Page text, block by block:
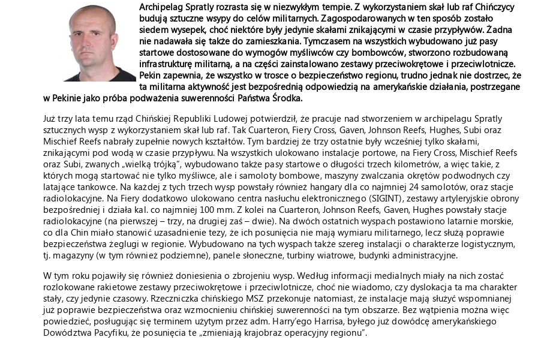
Archipelag Spratly rozrasta się w niezwykłym tempie. Z wykorzystaniem skał lub raf Chińczycy
budują sztuczne wsypy do celów militarnych. Zagospodarowanych w ten sposób zostało
siedem wysepek, choć niektóre były jedynie skałami znikającymi w czasie przypływów. Żadna
nie nadawała się także do zamieszkania. Tymczasem na wszystkich wybudowano już pasy
startowe dostosowane do wymogów myśliwców czy bombowców, stworzono rozbudowaną
infrastrukturę militarną, a na części zainstalowano zestawy przeciwokrętowe i przeciwlotnicze.
Pekin zapewnia, że wszystko w trosce o bezpieczeństwo regionu, trudno jednak nie dostrzec, że
ta militarna aktywność jest bezpośrednią odpowiedzią na amerykańskie działania, postrzegane
w Pekinie jako próba podważenia suwerenności Państwa Środka.
Już trzy lata temu rząd Chińskiej Republiki Ludowej potwierdził, że pracuje nad stworzeniem w archipelagu Spratly
sztucznych wysp z wykorzystaniem skał lub raf. Tak Cuarteron, Fiery Cross, Gaven, Johnson Reefs, Hughes, Subi oraz
Mischief Reefs nabrały zupełnie nowych kształtów. Tym bardziej że trzy ostatnie były wcześniej tylko skałami,
znikającymi pod wodą w czasie przypływu. Na wszystkich ulokowano instalacje portowe, na Fiery Cross, Mischief Reefs
oraz Subi, zwanych „wielką trójką”, wybudowano także pasy startowe o długości trzech kilometrów, a więc takie, z
których mogą startować nie tylko myśliwce, ale i samoloty bombowe, maszyny zwalczania okrętów podwodnych czy
latające tankowce. Na każdej z tych trzech wysp powstały również hangary dla co najmniej 24 samolotów, oraz stacje
radiolokacyjne. Na Fiery dodatkowo ulokowano centra nasłuchu elektronicznego (SIGINT), zestawy artyleryjskie obrony
bezpośredniej i działa kal. co najmniej 100 mm. Z kolei na Cuarteron, Johnson Reefs, Gaven, Hughes powstały stacje
radiolokacyjne (na pierwszej – trzy, na drugiej zaś – dwie). Na dwóch ostatnich wyspach postawiono latarnie morskie,
co dla Chin miało stanowić uzasadnienie tezy, że ich posunięcia nie mają wymiaru militarnego, lecz służą poprawie
bezpieczeństwa żeglugi w regionie. Wybudowano na tych wyspach także szereg instalacji o charakterze logistycznym,
tj. magazyny (w tym również podziemne), panele słoneczne, turbiny wiatrowe, budynki administracyjne.
W tym roku pojawiły się również doniesienia o zbrojeniu wysp. Według informacji medialnych miały na nich zostać
rozlokowane rakietowe zestawy przeciwokrętowe i przeciwlotnicze, choć nie wiadomo, czy dyslokacja ta ma charakter
stały, czy jedynie czasowy. Rzeczniczka chińskiego MSZ przekonuje natomiast, że instalacje mają służyć wspomnianej
już poprawie bezpieczeństwa oraz wzmocnieniu chińskiej suwerenności na tym obszarze. Bez wątpienia można więc
powiedzieć, posługując się terminem użytym przez adm. Harry’ego Harrisa, byłego już dowódcę amerykańskiego
Dowództwa Pacyfiku, że posunięcia te „zmieniają krajobraz operacyjny regionu”.